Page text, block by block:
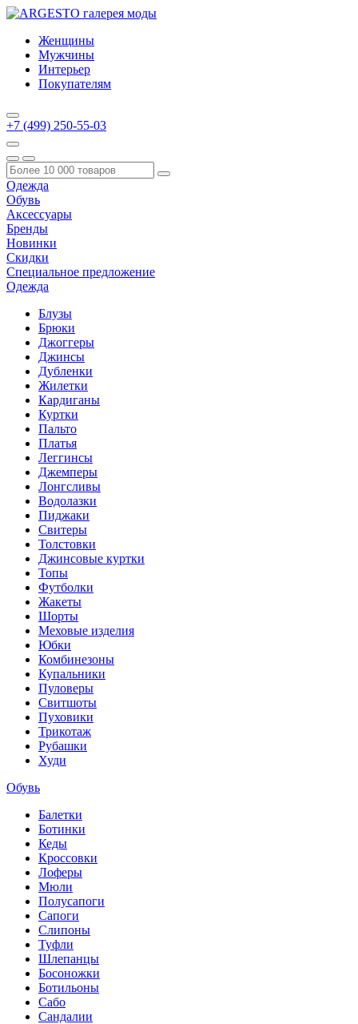
Женщины
Мужчины
Интерьер
Покупателям
+7 (499) 250-55-03
Одежда
Обувь
Аксессуары
Бренды
Новинки
Скидки
Специальное предложение
Одежда
Блузы
Брюки
Джоггеры
Джинсы
Дубленки
Жилетки
Кардиганы
Куртки
Пальто
Платья
Леггинсы
Джемперы
Лонгсливы
Водолазки
Пиджаки
Свитеры
Толстовки
Джинсовые куртки
Топы
Футболки
Жакеты
Шорты
Меховые изделия
Юбки
Комбинезоны
Купальники
Пуловеры
Свитшоты
Пуховики
Трикотаж
Рубашки
Худи
Обувь
Балетки
Ботинки
Кеды
Кроссовки
Лоферы
Мюли
Полусапоги
Сапоги
Слипоны
Туфли
Шлепанцы
Босоножки
Ботильоны
Сабо
Сандалии